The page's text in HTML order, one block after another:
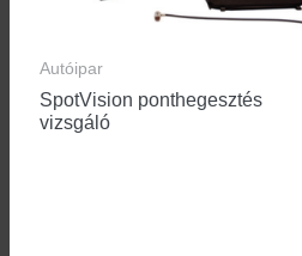
Autóipar
SpotVision ponthegesztés
vizsgáló